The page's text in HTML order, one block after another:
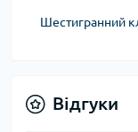
Шестигранний
Відгуки